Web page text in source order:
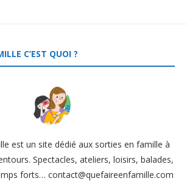
C’EST QUOI ?
est un site dédié aux sorties en famille à
Spectacles, ateliers, loisirs, balades,
forts… contact@quefaireenfamille.com